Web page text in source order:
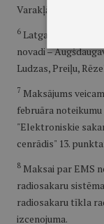
Varakļānu.
6 Latgales sakaru
novadi –
Ludzas, Preiļu,
7 Maksājums
februāra
"Elektroniskie
cenrādis" 13.
8 Maksai par EMS
radiosakaru
radiosakaru tīkla
izcenojuma.